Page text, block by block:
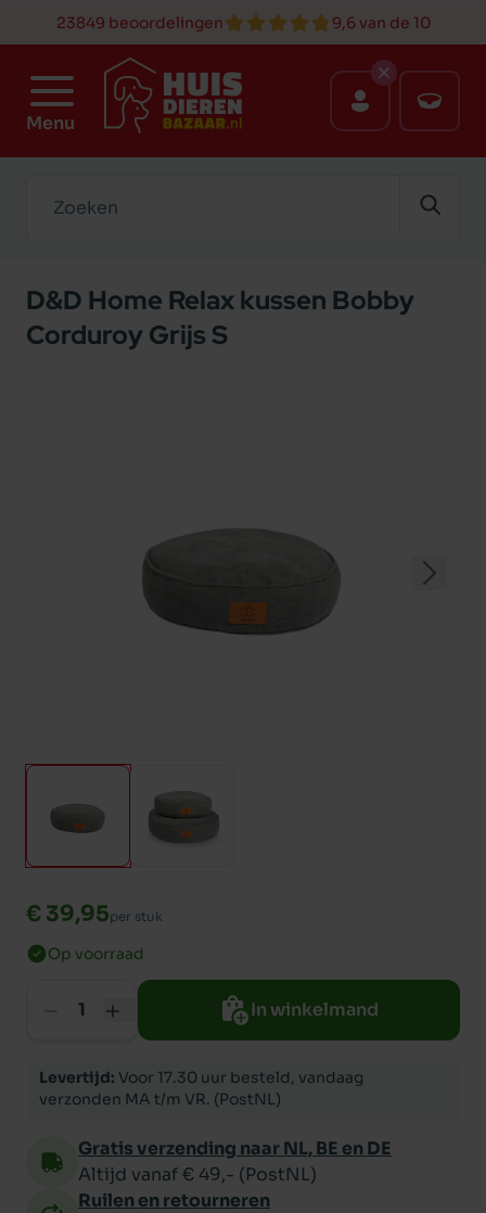
23849 beoordelingen 9,6 van de 10
Menu
D&D Home Relax kussen Bobby
Corduroy Grijs S
€ 39,95per stuk
Op voorraad
In winkelmand
Levertijd: Voor 17.30 uur besteld, vandaag
verzonden MA t/m VR. (PostNL)
Gratis verzending naar NL, BE en DE
Altijd vanaf € 49,- (PostNL)
Ruilen en retourneren